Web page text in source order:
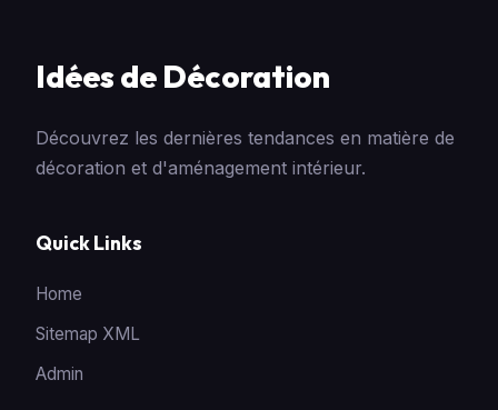
Idées de Décoration
Découvrez les dernières tendances en matière de
décoration et d'aménagement intérieur.
Quick Links
Home
Sitemap XML
Admin